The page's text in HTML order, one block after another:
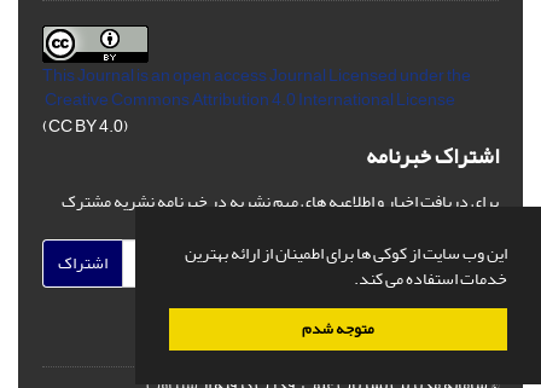
این وب سایت از کوکی ها برای اطمینان از ارائه بهترین
خدمات استفاده می کند.
متوجه شدم
This Journal is an open access Journal Licensedunder the
Creative Commons Attribution 4.0 International License
(CC BY 4.0)
اشتراک خبرنامه
برای دریافت اخبار و اطلاعیه های مهم نشریه در خبرنامه نشریه مشترک
اشتراک